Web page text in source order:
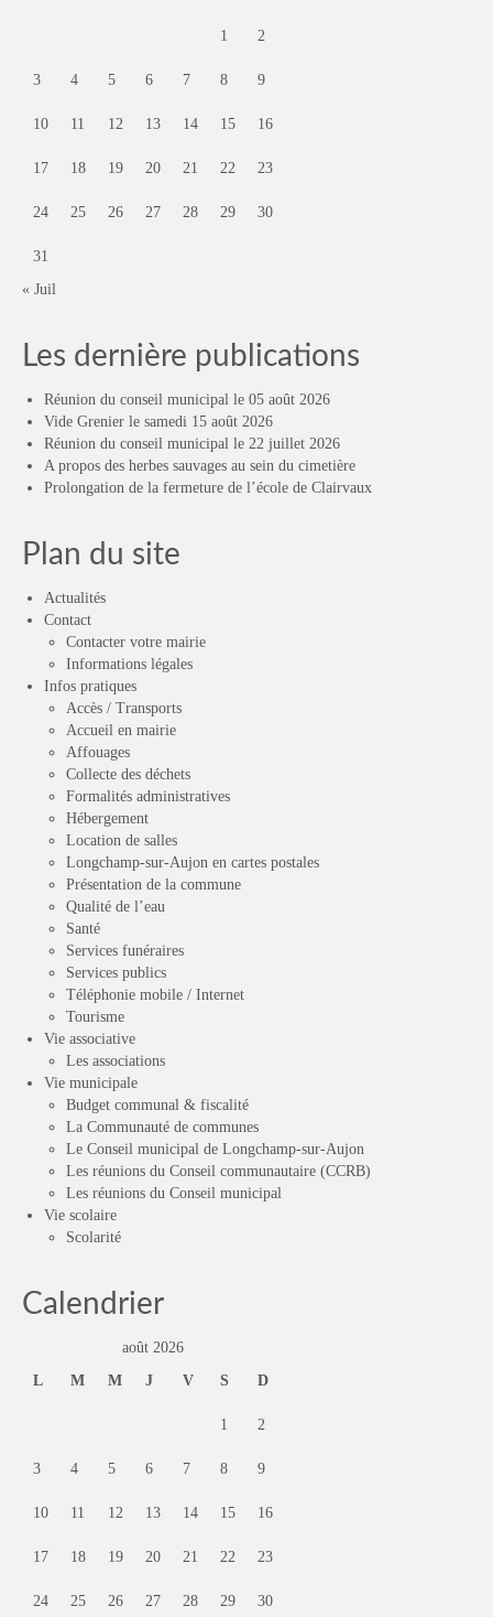
1 2
3 4 5 6 7 8 9
10 11 12 13 14 15 16
17 18 19 20 21 22 23
24 25 26 27 28 29 30
31
« Juil
Les dernière publications
Réunion du conseil municipal le 05 août 2026
Vide Grenier le samedi 15 août 2026
Réunion du conseil municipal le 22 juillet 2026
A propos des herbes sauvages au sein du cimetière
Prolongation de la fermeture de l’école de Clairvaux
Plan du site
Actualités
Contact
Contacter votre mairie
Informations légales
Infos pratiques
Accès / Transports
Accueil en mairie
Affouages
Collecte des déchets
Formalités administratives
Hébergement
Location de salles
Longchamp-sur-Aujon en cartes postales
Présentation de la commune
Qualité de l’eau
Santé
Services funéraires
Services publics
Téléphonie mobile / Internet
Tourisme
Vie associative
Les associations
Vie municipale
Budget communal & fiscalité
La Communauté de communes
Le Conseil municipal de Longchamp-sur-Aujon
Les réunions du Conseil communautaire (CCRB)
Les réunions du Conseil municipal
Vie scolaire
Scolarité
Calendrier
août 2026
L
M M J V S D
1 2
3 4 5 6 7 8 9
10 11 12 13 14 15 16
17 18 19 20 21 22 23
24 25 26 27 28 29 30